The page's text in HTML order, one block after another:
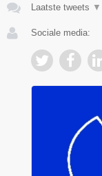
Laatste tweets ▼
Sociale media: